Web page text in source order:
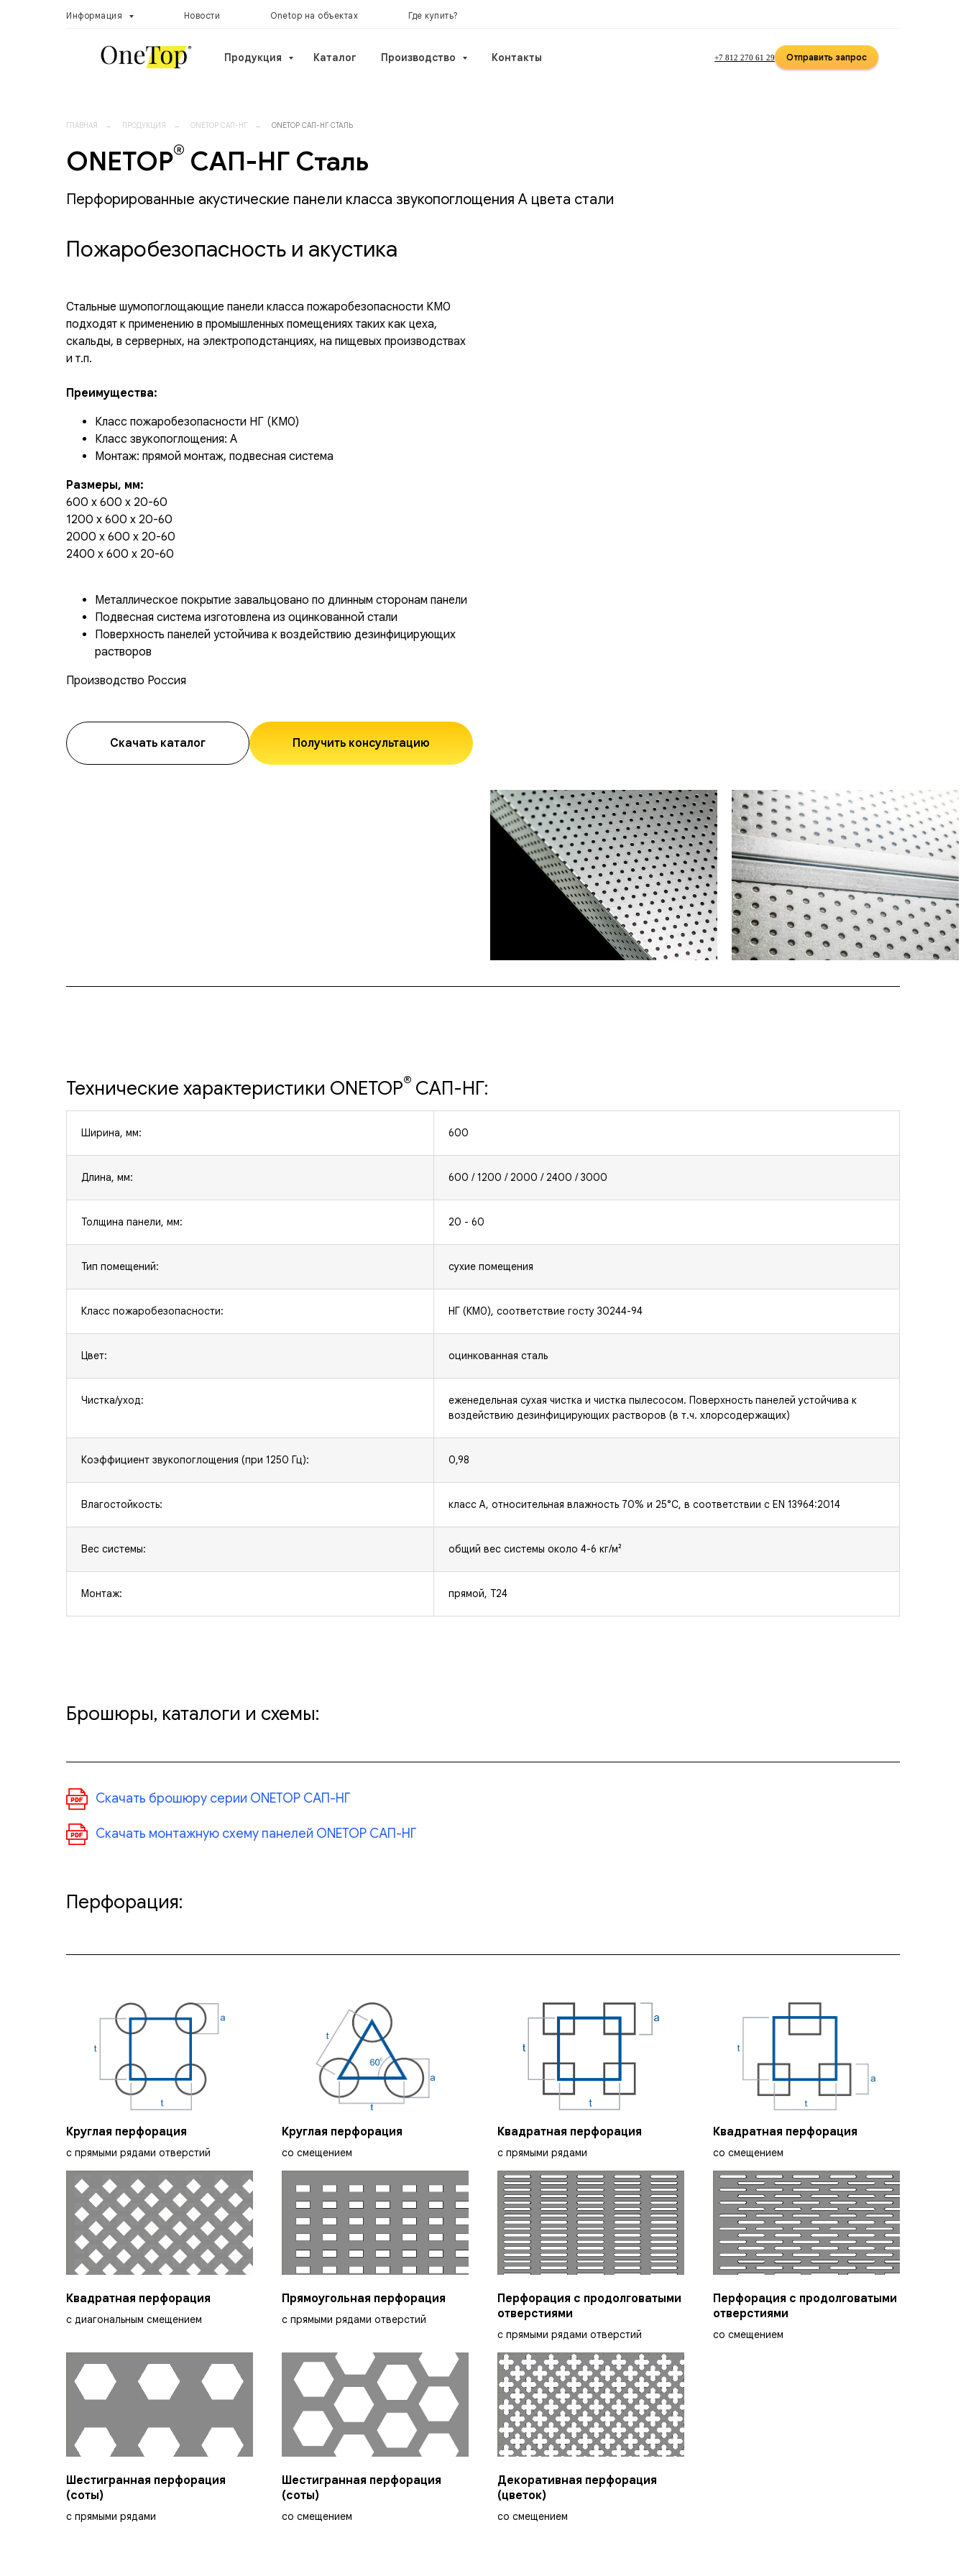
Информация Новости Onetop на объектах Где купить?
Продукция Каталог Производство Контакты +7 812 270 61 29 Отправить запрос
ГЛАВНАЯ → ПРОДУКЦИЯ → ONETOP САП-НГ → ONETOP САП-НГ СТАЛЬ
ONETOP® САП-НГ Сталь
Перфорированные акустические панели класса звукопоглощения А цвета стали
Пожаробезопасность и акустика
Стальные шумопоглощающие панели класса пожаробезопасности КМ0
подходят к применению в промышленных помещениях таких как цеха,
скальды, в серверных, на электроподстанциях, на пищевых производствах
и т.п.
Преимущества:
Класс пожаробезопасности НГ (КМ0)
Класс звукопоглощения: А
Монтаж: прямой монтаж, подвесная система
Размеры, мм:
600 х 600 х 20-60
1200 х 600 х 20-60
2000 х 600 х 20-60
2400 х 600 х 20-60
Металлическое покрытие завальцовано по длинным сторонам панели
Подвесная система изготовлена из оцинкованной стали
Поверхность панелей устойчива к воздействию дезинфицирующих
растворов
Производство Россия
Скачать каталог Получить консультацию
Технические характеристики ONETOP® САП-НГ:
Ширина, мм: 600
Длина, мм: 600 / 1200 / 2000 / 2400 / 3000
Толщина панели, мм: 20 - 60
Тип помещений: сухие помещения
Класс пожаробезопасности: НГ (КМ0), соответствие госту 30244-94
Цвет: оцинкованная сталь
Чистка/уход:
еженедельная сухая чистка и чистка пылесосом. Поверхность панелей устойчива к
воздействию дезинфицирующих растворов (в т.ч. хлорсодержащих)
Коэффициент звукопоглощения (при 1250 Гц): 0,98
Влагостойкость: класс A, относительная влажность 70% и 25°C, в соответствии с EN 13964:2014
Вес системы: общий вес системы около 4-6 кг/м²
Монтаж: прямой, Т24
Брошюры, каталоги и схемы:
Скачать брошюру серии ONETOP САП-НГ
Скачать монтажную схему панелей ONETOP САП-НГ
Перфорация:
Круглая перфорация
с прямыми рядами отверстий
Круглая перфорация
со смещением
Квадратная перфорация
с прямыми рядами
Квадратная перфорация
со смещением
Квадратная перфорация
с диагональным смещением
Прямоугольная перфорация
с прямыми рядами отверстий
Перфорация с продолговатыми
отверстиями
с прямыми рядами отверстий
Перфорация с продолговатыми
отверстиями
со смещением
Шестигранная перфорация
(соты)
с прямыми рядами
Шестигранная перфорация
(соты)
со смещением
Декоративная перфорация
(цветок)
со смещением